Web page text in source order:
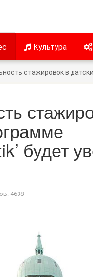
Культура
стажировок в
будет
4638